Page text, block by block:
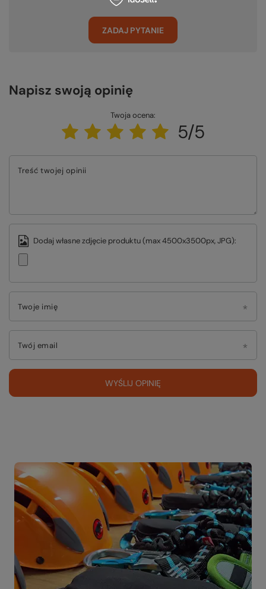
ZADAJ PYTANIE
Napisz swoją opinię
Twoja ocena:
5/5
Treść twojej opinii
Dodaj własne zdjęcie produktu (max 4500x3500px, JPG):
Twoje imię
Twój email
WYŚLIJ OPINIĘ